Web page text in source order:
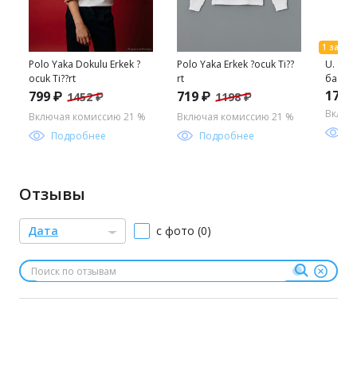
Polo Yaka Dokulu Erkek ?
ocuk Ti??rt
799 ₽ 1452 ₽
Включая комиссию 21 %
Подробнее
Polo Yaka Erkek ?ocuk Ti??
rt
719 ₽ 1198 ₽
Включая комиссию 21 %
Подробнее
U. S.
Отзывы
Дата с фото (0)